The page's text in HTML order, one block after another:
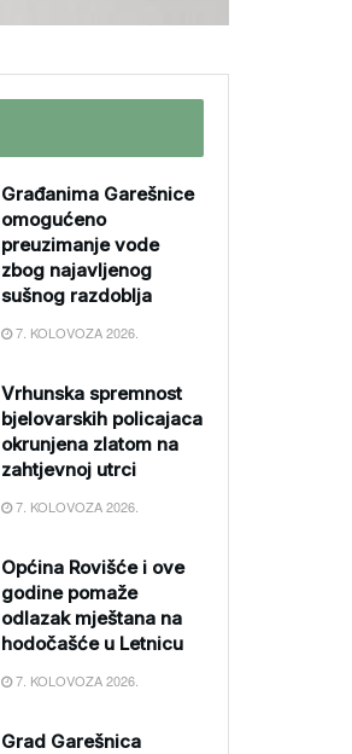
Građanima Garešnice
omogućeno
preuzimanje vode
zbog najavljenog
sušnog razdoblja
7. KOLOVOZA 2026.
Vrhunska spremnost
bjelovarskih policajaca
okrunjena zlatom na
zahtjevnoj utrci
7. KOLOVOZA 2026.
Općina Rovišće i ove
godine pomaže
odlazak mještana na
hodočašće u Letnicu
7. KOLOVOZA 2026.
Grad Garešnica